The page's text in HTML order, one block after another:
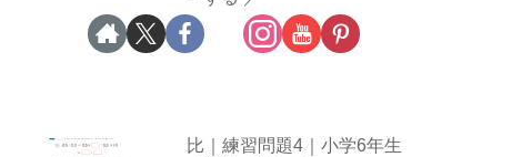
比｜練習問題4｜小学6年生